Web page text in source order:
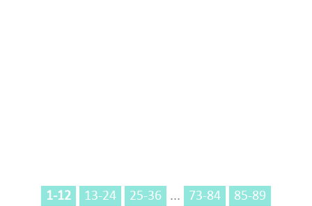
1-12 13-24 25-36 ... 73-84 85-89